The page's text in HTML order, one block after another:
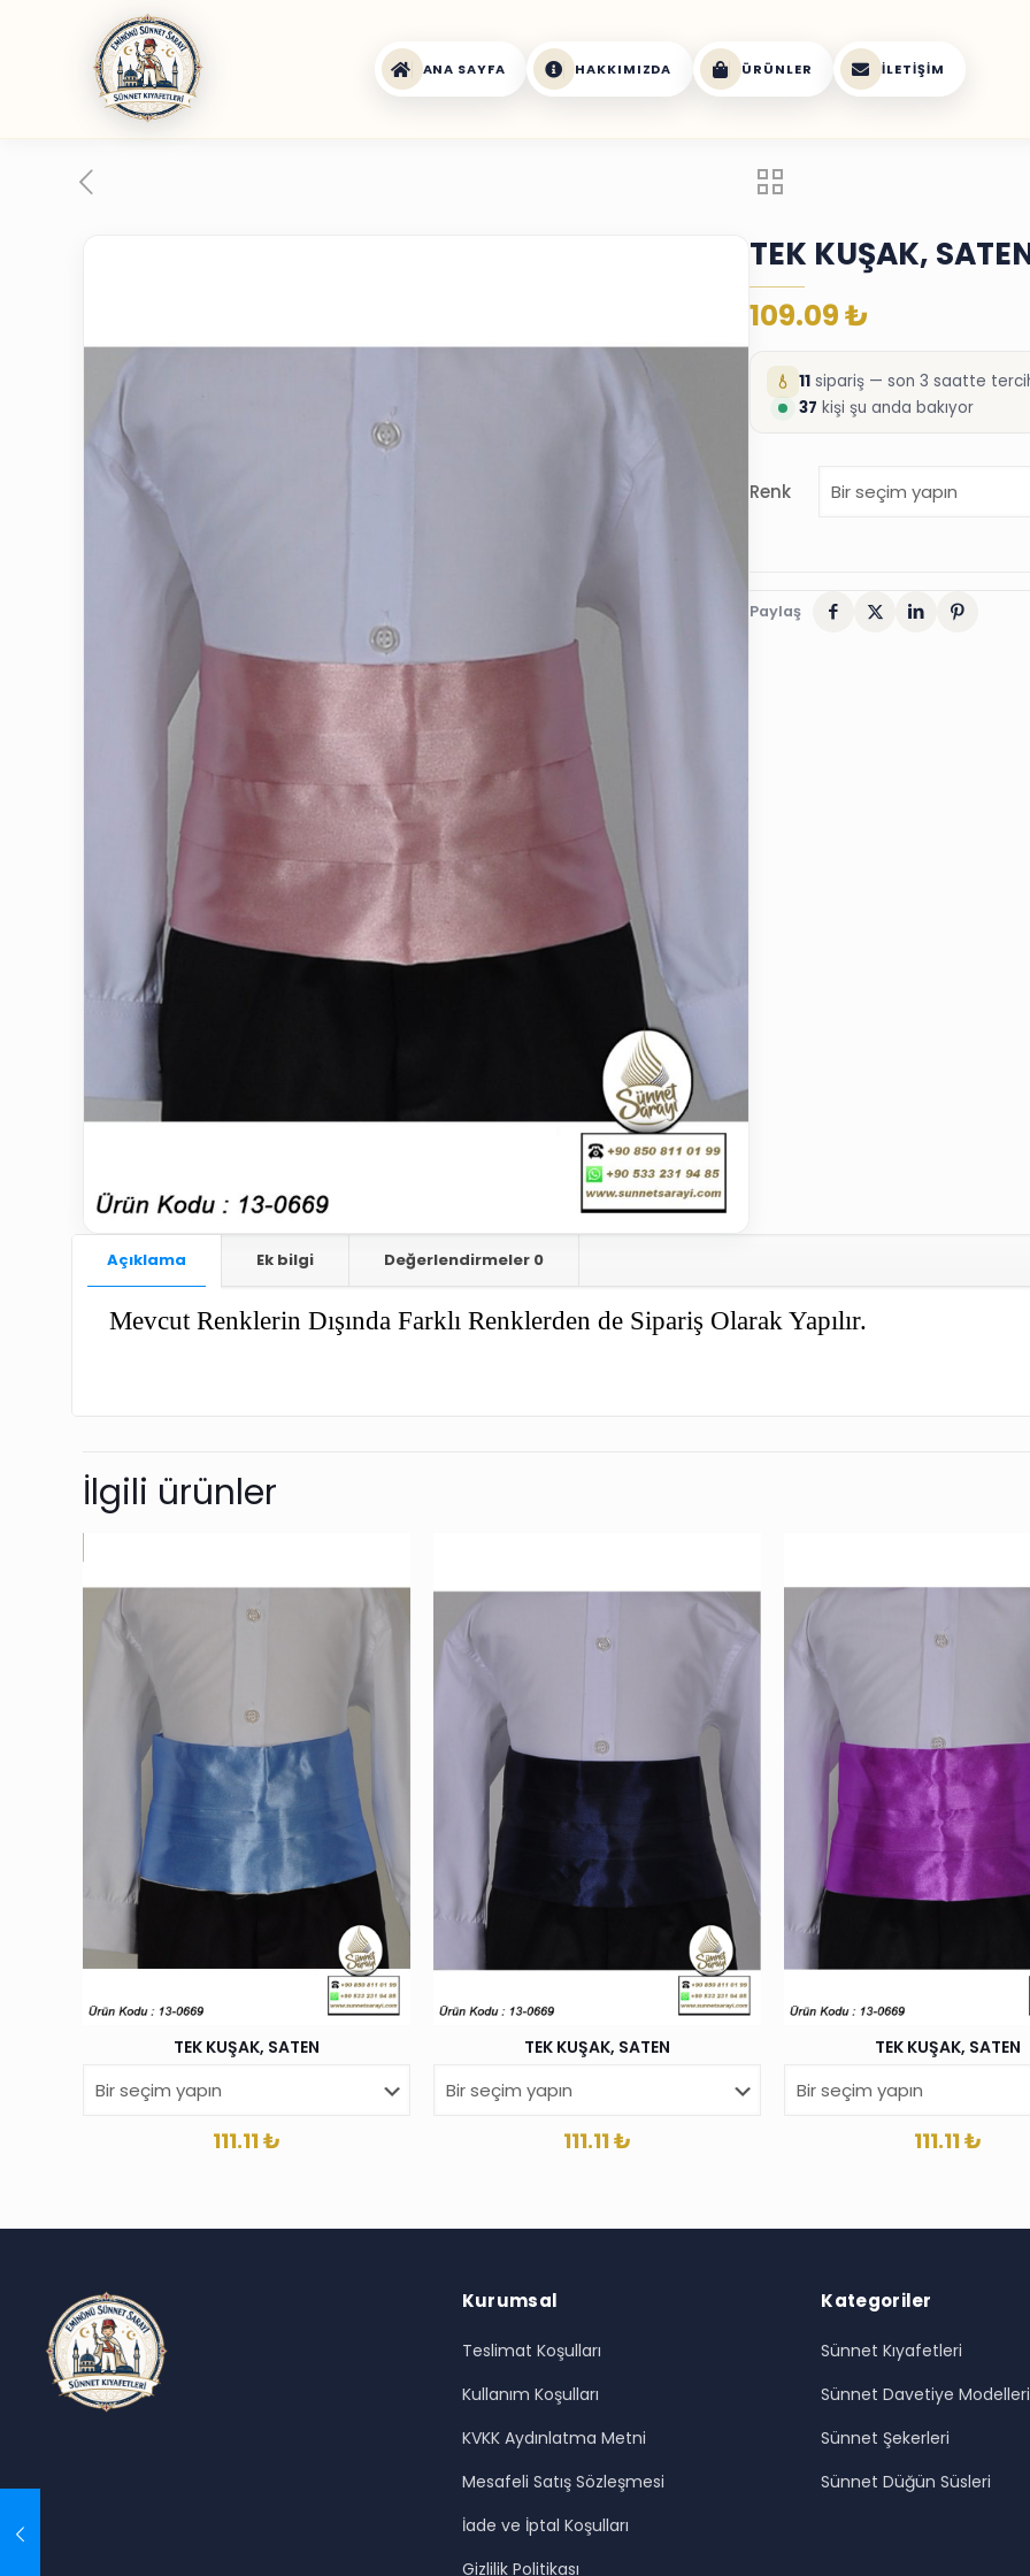
ANA SAYFA HAKKIMIZDA ÜRÜNLER İLETIŞIM
TEK KUŞAK,
109.09₺
11 sipariş — son 3 saatte
37 kişi şu anda bakıyor
Renk
Paylaş
Açıklama Ek bilgi Değerlendirmeler 0
Mevcut Renklerin Dışında Farklı Renklerden de Sipariş Olarak Yapılır.
İlgili ürünler
TEK KUŞAK, SATEN
111.11₺
TEK KUŞAK, SATEN
111.11₺
TEK KUŞAK, SATEN
111.11₺
Kurumsal
Teslimat Koşulları
Kullanım Koşulları
KVKK Aydınlatma Metni
Mesafeli Satış Sözleşmesi
İade ve İptal Koşulları
Gizlilik Politikası
Kategoriler
Sünnet Kıyafetleri
Sünnet Davetiye Modelleri
Sünnet Şekerleri
Sünnet Düğün Süsleri